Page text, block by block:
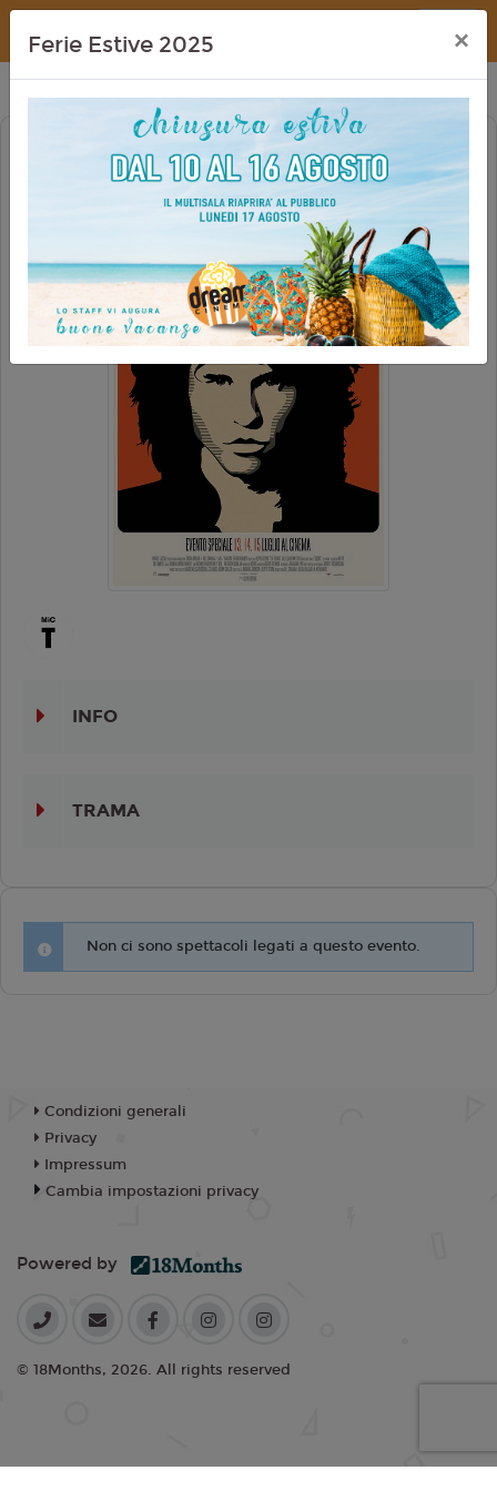
Dream Cinema
THE DOORS 4K (RIED. 2026)
INFO
TRAMA
Non ci sono spettacoli legati a questo evento.
Ferie Estive 2025 ×
Condizioni generali
Privacy
Impressum
Cambia impostazioni privacy
Powered by
© 18Months, 2026. All rights reserved